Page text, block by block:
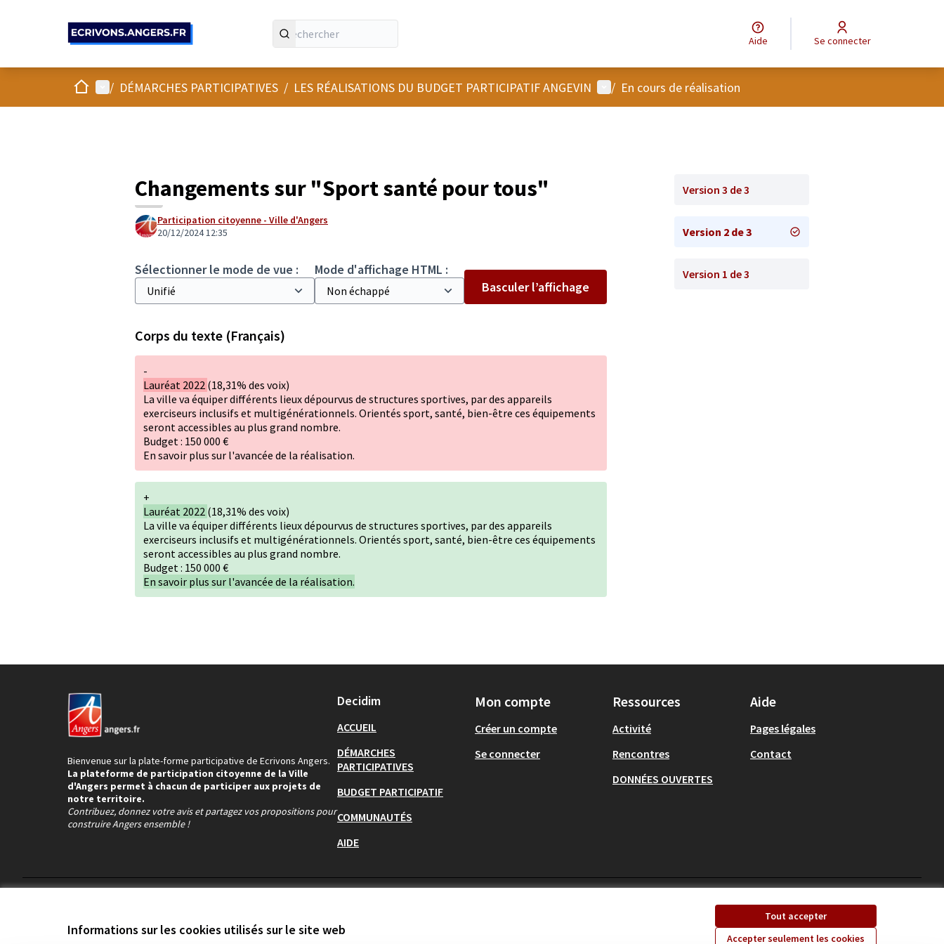
Informations sur les cookies utilisés sur le site web
Tout accepter
Accepter seulement les cookies
Aide Se connecter
AccueilMenu principal
/ DÉMARCHES PARTICIPATIVES / LES RÉALISATIONS DU BUDGET PARTICIPATIF ANGEVIN Menu utilisateur
/ En cours de réalisation
Changements sur "Sport santé pour tous"
Participation citoyenne - Ville d'Angers
20/12/2024 12:35
Sélectionner le mode de vue :
Mode d'affichage HTML :
Basculer l’affichage
Corps du texte (Français)
-
Lauréat 2022 (18,31% des voix)
La ville va équiper différents lieux dépourvus de structures sportives, par des appareils
exerciseurs inclusifs et multigénérationnels. Orientés sport, santé, bien-être ces équipements
seront accessibles au plus grand nombre.
Budget : 150 000 €
En savoir plus sur l'avancée de la réalisation.
+
Lauréat 2022 (18,31% des voix)
La ville va équiper différents lieux dépourvus de structures sportives, par des appareils
exerciseurs inclusifs et multigénérationnels. Orientés sport, santé, bien-être ces équipements
seront accessibles au plus grand nombre.
Budget : 150 000 €
En savoir plus sur l'avancée de la réalisation.
Version 3 de 3
Version 2 de 3
Version 1 de 3
Bienvenue sur la plate-forme participative de Ecrivons Angers.
La plateforme de participation citoyenne de la Ville
d'Angers permet à chacun de participer aux projets de
notre territoire.
Contribuez, donnez votre avis et partagez vos propositions pour
construire Angers ensemble !
Decidim
ACCUEIL
DÉMARCHES
PARTICIPATIVES
BUDGET PARTICIPATIF
COMMUNAUTÉS
AIDE
Mon compte
Créer un compte
Se connecter
Ressources
Activité
Rencontres
DONNÉES OUVERTES
Aide
Pages légales
Contact
(Lien externe)(Lien externe)